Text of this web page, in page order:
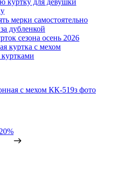
мерки самостоятельно
дубленкой
сезона осень 2026
куртка с мехом
20%